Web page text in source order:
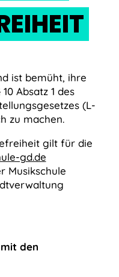
ist bemüht, ihre
Absatz 1 des
(L-
zu machen.
gilt für die
gd.de
Musikschule
den